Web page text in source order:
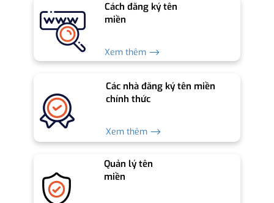
Cách đăng ký tên
miền
Xem thêm ⟶
Các nhà đăng ký tên miền
chính thức
Xem thêm ⟶
Quản lý tên
miền